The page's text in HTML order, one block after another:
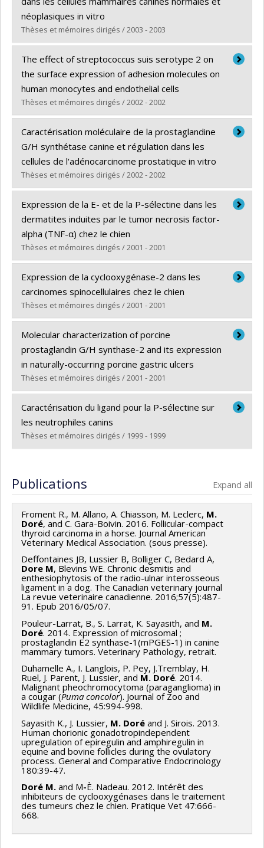
Grade :M. Sc.
Lien vers le document dans Papyrus
néoplasiques in vitro
Thèses et mémoires dirigés / 2003 - 2003
Graduate :Brunelle, Mélanie
Cycle :Master's
Grade :M. Sc.
Lien vers le document dans Papyrus
The effect of streptococcus suis serotype 2 on
the surface expression of adhesion molecules on
human monocytes and endothelial cells
Thèses et mémoires dirigés / 2002 - 2002
Graduate :Al-Numani, Dina
Cycle :Master's
Grade : M. Sc.
Lien vers le document dans Papyrus
Caractérisation moléculaire de la prostaglandine
G/H synthétase canine et régulation dans les
cellules de l'adénocarcinome prostatique in vitro
Thèses et mémoires dirigés / 2002 - 2002
Graduate : Boutemmine, Djamila
Cycle :Master's
Grade :M. Sc.
Lien vers le document dans Papyrus
Expression de la E- et de la P-sélectine dans les
dermatites induites par le tumor necrosis factor-
alpha (TNF-α) chez le chien
Thèses et mémoires dirigés / 2001 - 2001
Graduate : Tremblay, Claudine
Cycle :Master's
Grade :M. Sc.
Lien vers le document dans Papyrus
Expression de la cyclooxygénase-2 dans les
carcinomes spinocellulaires chez le chien
Thèses et mémoires dirigés / 2001 - 2001
Graduate :Pestili de Almeida, Ellen Maria
Cycle :Master's
Grade :M. Sc.
Lien vers le document dans Papyrus
Molecular characterization of porcine
prostaglandin G/H synthase-2 and its expression
in naturally-occurring porcine gastric ulcers
Thèses et mémoires dirigés / 2001 - 2001
Graduate :Lajoie, Stéphane
Cycle :Master's
Grade :M. Sc.
Lien vers le document dans Papyrus
Caractérisation du ligand pour la P-sélectine sur
les neutrophiles canins
Thèses et mémoires dirigés / 1999 - 1999
Cycle :
Master's
Grade :M. Sc.
Publications Expand all
Froment R., M. Allano, A. Chiasson, M. Leclerc, M.
Doré, and C. Gara-Boivin. 2016. Follicular-compact
thyroid carcinoma in a horse. Journal American
Veterinary Medical Association. (sous presse).
Deffontaines JB, Lussier B, Bolliger C, Bedard A,
Dore M, Blevins WE. Chronic desmitis and
enthesiophytosis of the radio-ulnar interosseous
ligament in a dog. The Canadian veterinary journal
La revue veterinaire canadienne. 2016;57(5):487-
91. Epub 2016/05/07.
Pouleur-Larrat, B., S. Larrat, K. Sayasith, and M.
Doré. 2014. Expression of microsomal ;
prostaglandin E2 synthase-1(mPGES-1) in canine
mammary tumors. Veterinary Pathology, retrait.
Duhamelle A., I. Langlois, P. Pey, J.Tremblay, H.
Ruel, J. Parent, J. Lussier, and M. Doré. 2014.
Malignant pheochromocytoma (paraganglioma) in
a cougar (Puma concolor). Journal of Zoo and
Wildlife Medicine, 45:994-998.
Sayasith K., J. Lussier, M. Doré and J. Sirois. 2013.
Human chorionic gonadotropindependent
upregulation of epiregulin and amphiregulin in
equine and bovine follicles during the ovulatory
process. General and Comparative Endocrinology
180:39-47.
Doré M. and M-È. Nadeau. 2012. Intérêt des
inhibiteurs de cyclooxygénases dans le traitement
des tumeurs chez le chien. Pratique Vet 47:666-
668.